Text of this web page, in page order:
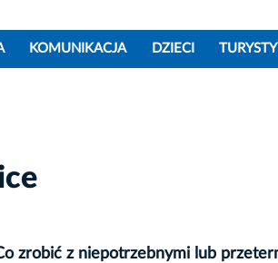
KOMUNIKACJA DZIECI
zrobić z niepotrzebnymi lub